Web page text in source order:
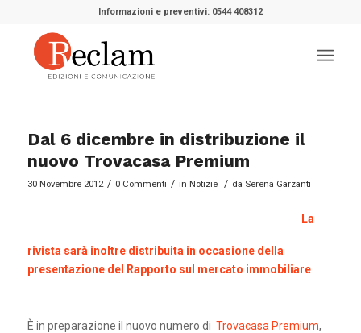
Informazioni e preventivi: 0544 408312
Dal 6 dicembre in distribuzione il
nuovo Trovacasa Premium
30 Novembre 2012 / 0 Commenti / in Notizie / da Serena Garzanti
La
rivista sarà inoltre distribuita in occasione della
presentazione del Rapporto sul mercato immobiliare
È in preparazione il nuovo numero di Trovacasa Premium,